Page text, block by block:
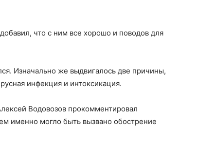
что с ним все хорошо и поводов для
Изначально же выдвигалось две причины,
инфекция и интоксикация.
Водовозов прокомментировал
именно могло быть вызвано обострение